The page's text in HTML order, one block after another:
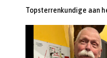
Topsterrenkundige aan